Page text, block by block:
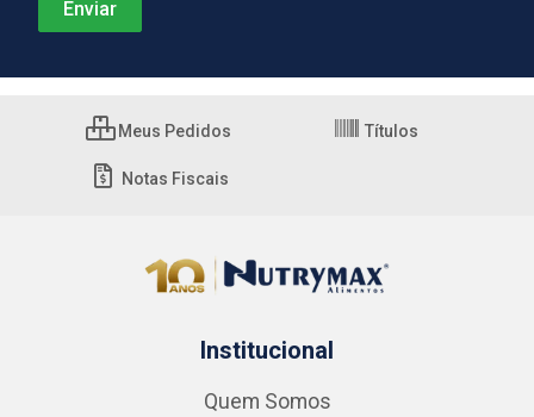
Meus Pedidos Títulos
Notas Fiscais
Institucional
Quem Somos